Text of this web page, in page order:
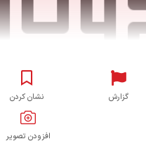
گزارش نشان کردن
افزودن تصویر